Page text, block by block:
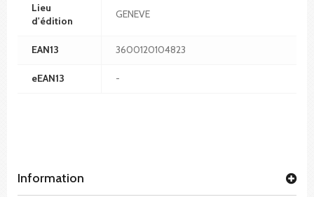
Lieu
d'édition
GENEVE
EAN13 3600120104823
eEAN13 -
Information